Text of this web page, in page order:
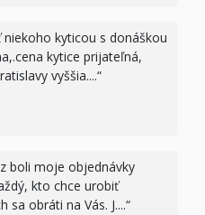
kyticou s donáškou
kytice prijateľná,
vyššia....
boli moje objednávky
kto chce urobiť
obráti na Vás. J....